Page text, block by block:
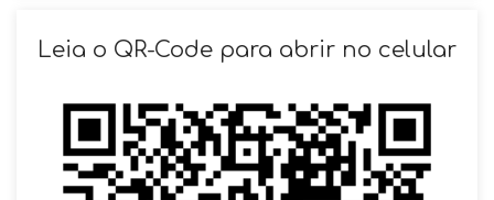
Leia o QR-Code para abrir no celular